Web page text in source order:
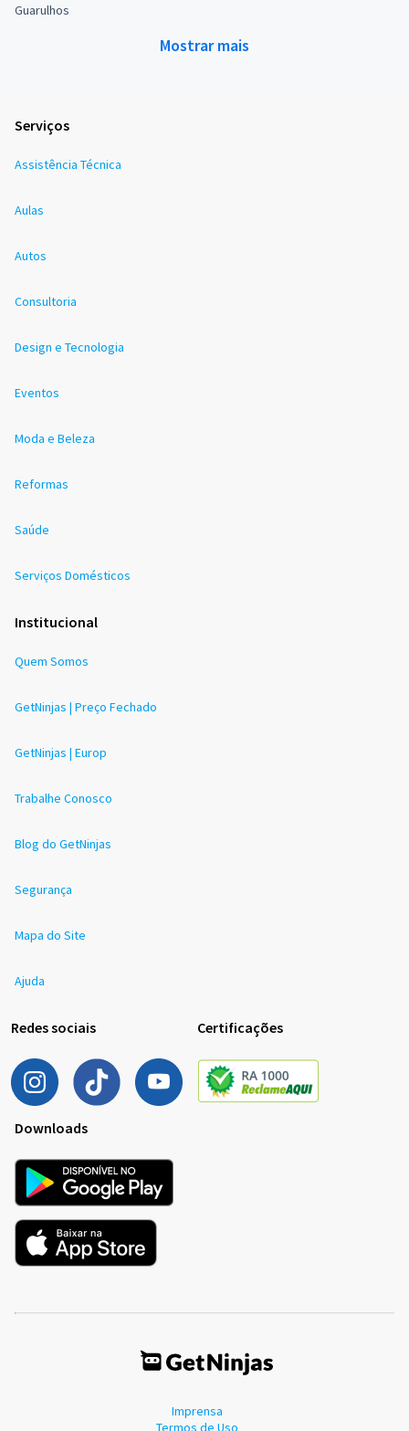
Guarulhos
Mostrar mais
Serviços
Assistência Técnica
Aulas
Autos
Consultoria
Design e Tecnologia
Eventos
Moda e Beleza
Reformas
Saúde
Serviços Domésticos
Institucional
Quem Somos
GetNinjas | Preço Fechado
GetNinjas | Europ
Trabalhe Conosco
Blog do GetNinjas
Segurança
Mapa do Site
Ajuda
Redes sociais Certificações
Downloads
Imprensa
Termos de Uso